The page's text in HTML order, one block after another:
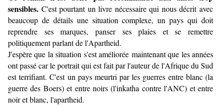
sensibles. C'est pourtant un livre nécessaire qui nous décrit avec
beaucoup de détails une situation complexe, un pays qui doit
reprendre ses marques, panser ses plaies et se remettre
politiquement parlant de l'Apartheid.
J'espère que la situation s'est améliorée maintenant que les années
ont passé car le portrait qui est fait par l'auteur de l'Afrique du Sud
est terrifiant. C'est un pays meurtri par les guerres entre blanc (la
guerre des Boers) et entre noirs (l'inkatha contre l'ANC) et entre
noir et blanc, l'apartheid.